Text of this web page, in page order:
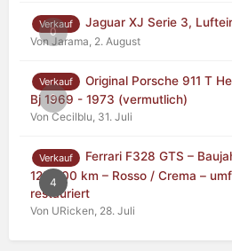
0
Verkauf Jaguar XJ Serie 3,
Von Jarama, 2. August
0
Verkauf
Original Porsche 911 T
Bj 1969 - 1973 (vermutlich)
Von Cecilblu, 31. Juli
4
Verkauf
Ferrari F328 GTS –
125.000 km – Rosso / Crema –
restauriert
Von URicken, 28. Juli